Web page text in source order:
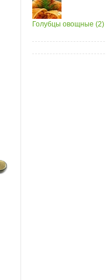
Голубцы овощные (2)